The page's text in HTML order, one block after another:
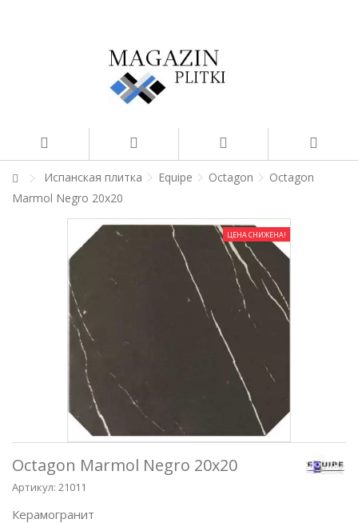
Испанская плитка Equipe Octagon
Octagon
Marmol Negro 20x20
ЦЕНА СНИЖЕНА!
Octagon Marmol Negro 20x20
Артикул: 21011
Керамогранит